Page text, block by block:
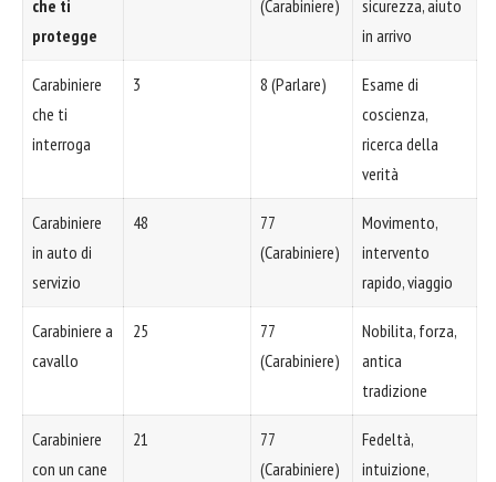
che ti
protegge
(Carabiniere)
sicurezza, aiuto
in arrivo
Carabiniere
che ti
interroga
3 8 (Parlare)
Esame di
coscienza,
ricerca della
verità
Carabiniere
in auto di
servizio
48
77
(Carabiniere)
Movimento,
intervento
rapido, viaggio
Carabiniere a
cavallo
25
77
(Carabiniere)
Nobilita, forza,
antica
tradizione
Carabiniere
con un cane
21
77
(Carabiniere)
Fedeltà,
intuizione,